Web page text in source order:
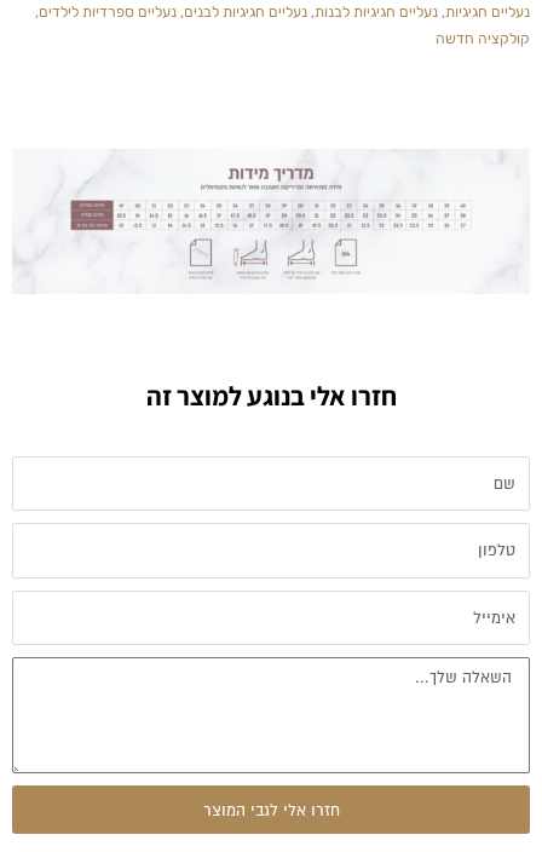
נעליים חגיגיות, נעליים חגיגיות לבנות, נעליים חגיגיות לבנים, נעליים ספרדיות לילדים,
קולקציה חדשה
חזרו אלי בנוגע למוצר זה
חזרו אלי לגבי המוצר